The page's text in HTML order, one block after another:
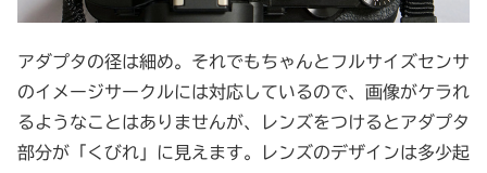
アダプタの径は細め。それでもちゃんとフルサイズセンサ
のイメージサークルには対応しているので、画像がケラれ
るようなことはありませんが、レンズをつけるとアダプタ
部分が「くびれ」に見えます。レンズのデザインは多少起